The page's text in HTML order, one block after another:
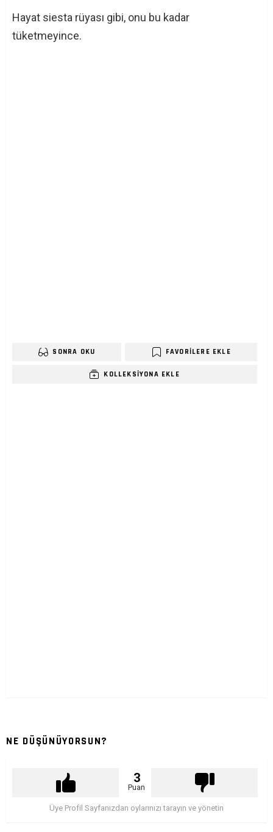
Hayat siesta rüyası gibi, onu bu kadar
tüketmeyince.
SONRA OKU FAVORILERE EKLE
KOLLEKSIYONA EKLE
NE DÜŞÜNÜYORSUN?
3
Puan
Üye Profil Sayfanızdan oylarınızı tarayın ve yönetin